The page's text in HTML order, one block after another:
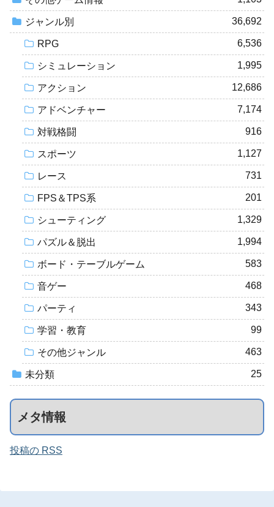
ジャンル別 36,692
RPG 6,536
シミュレーション 1,995
アクション 12,686
アドベンチャー 7,174
対戦格闘 916
スポーツ 1,127
レース 731
FPS＆TPS系 201
シューティング 1,329
パズル＆脱出 1,994
ボード・テーブルゲーム 583
音ゲー 468
パーティ 343
学習・教育 99
その他ジャンル 463
未分類 25
メタ情報
投稿の RSS